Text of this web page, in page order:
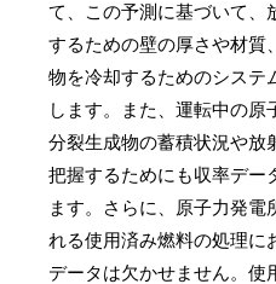
て、この予測に基づいて、
するための壁の厚さや材質
物を冷却するためのシステ
します。また、運転中の原
分裂生成物の蓄積状況や放
把握するためにも収率デー
ます。さらに、原子力発電
れる使用済み燃料の処理に
データは欠かせません。使